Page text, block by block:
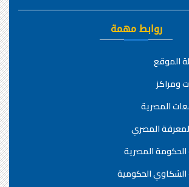
روابط مهمة
الموقع
ومراكز
المصرية
المصري
الحكومة المصرية
الشكاوي الحكومية